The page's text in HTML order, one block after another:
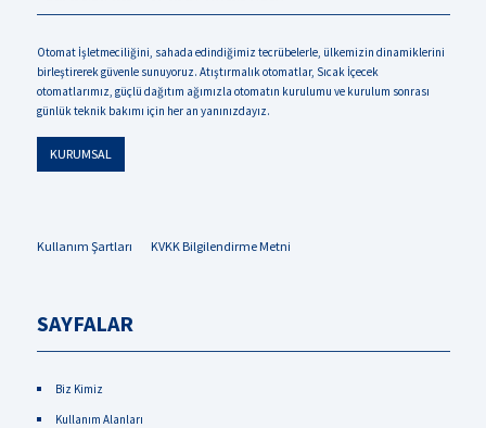
Otomat İşletmeciliğini, sahada edindiğimiz tecrübelerle, ülkemizin dinamiklerini
birleştirerek güvenle sunuyoruz. Atıştırmalık otomatlar, Sıcak İçecek
otomatlarımız, güçlü dağıtım ağımızla otomatın kurulumu ve kurulum sonrası
günlük teknik bakımı için her an yanınızdayız.
KURUMSAL
Kullanım Şartları KVKK Bilgilendirme Metni
SAYFALAR
Biz Kimiz
Kullanım Alanları